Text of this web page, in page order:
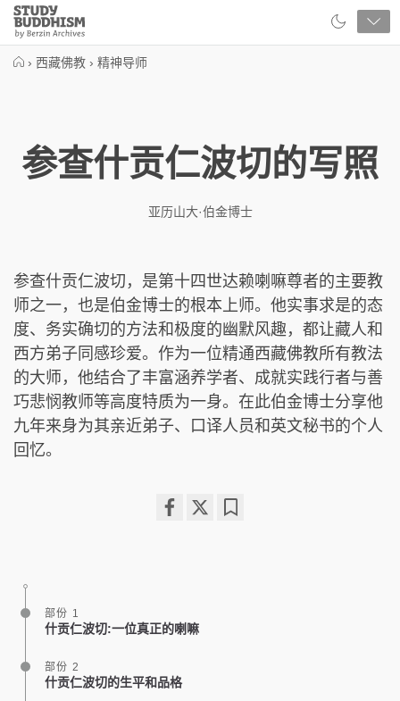
Close
Study
Buddhism
› 西藏佛教 › 精神导师
参查什贡仁波切的写照
亚历山大·伯金博士
参查什贡仁波切，是第十四世达赖喇嘛尊者的主要教
师之一，也是伯金博士的根本上师。他实事求是的态
度、务实确切的方法和极度的幽默风趣，都让藏人和
西方弟子同感珍爱。作为一位精通西藏佛教所有教法
的大师，他结合了丰富涵养学者、成就实践行者与善
巧悲悯教师等高度特质为一身。在此伯金博士分享他
九年来身为其亲近弟子、口译人员和英文秘书的个人
回忆。
部份 1
什贡仁波切:一位真正的喇嘛
部份 2
什贡仁波切的生平和品格